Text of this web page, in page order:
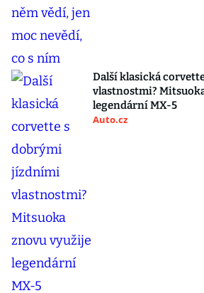
Další klasická
vlastnostmi?
legendární MX-5
Auto.cz